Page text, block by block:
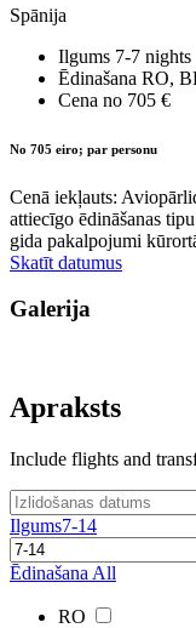
Spānija
Ilgums 7-7 nights
Ēdinašana RO,
Cena no 705 €
No 705 eiro; par personu
Cenā iekļauts:
attiecīgo ēdināšanas
gida pakalpojumi
Skatīt datumus
Galerija
Apraksts
Include flights and
Ilgums7-14
Ēdinašana All
RO